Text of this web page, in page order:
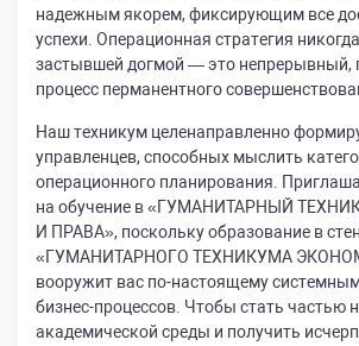
надежным якорем, фиксирующим все
успехи. Операционная стратегия
застывшей догмой — это непрерывный,
процесс перманентного
Наш техникум целенаправленно
управленцев, способных мыслить
операционного планирования.
на обучение в «ГУМАНИТАРНЫЙ
И ПРАВА», поскольку образование в
«ГУМАНИТАРНОГО ТЕХНИКУМА
вооружит вас по-настоящему
бизнес-процессов. Чтобы стать частью
академической среды и получить